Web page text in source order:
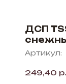
ДСП
Артикул:
249,40 р.